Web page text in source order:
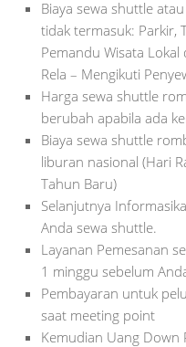
Biaya sewa shuttle
tidak termasuk: Parkir,
Pemandu Wisata Lokal
Rela – Mengikuti
Harga sewa shuttle
berubah apabila ada
Biaya sewa shuttle
liburan nasional (Hari
Tahun Baru)
Selanjutnya
Anda sewa shuttle.
Layanan Pemesanan
1 minggu sebelum
Pembayaran untuk
saat meeting point
Kemudian Uang Down